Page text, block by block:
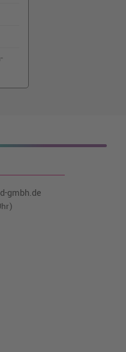
gmbh.de